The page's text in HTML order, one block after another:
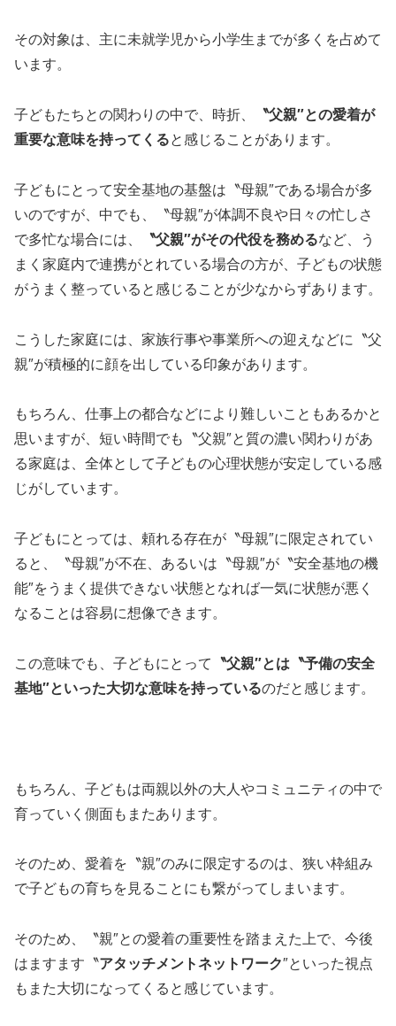
その対象は、主に未就学児から小学生までが多くを占めて
います。
子どもたちとの関わりの中で、時折、
〝父親″との愛着が
重要な意味を持ってくると感じることがあります。
子どもにとって安全基地の基盤は〝母親″である場合が多
いのですが、中でも、〝母親″が体調不良や日々の忙しさ
で多忙な場合には、
〝父親″がその代役を務めるなど、う
まく家庭内で連携がとれている場合の方が、子どもの状態
がうまく整っていると感じることが少なからずあります。
こうした家庭には、家族行事や事業所への迎えなどに〝父
親″が積極的に顔を出している印象があります。
もちろん、仕事上の都合などにより難しいこともあるかと
思いますが、短い時間でも〝父親″と質の濃い関わりがあ
る家庭は、全体として子どもの心理状態が安定している感
じがしています。
子どもにとっては、頼れる存在が〝母親″に限定されてい
ると、〝母親″が不在、あるいは〝母親″が〝安全基地の機
能″をうまく提供できない状態となれば一気に状態が悪く
なることは容易に想像できます。
この意味でも、子どもにとって
〝父親″とは〝予備の安全
基地″といった大切な意味を持っているのだと感じます。
もちろん、子どもは両親以外の大人やコミュニティの中で
育っていく側面もまたあります。
そのため、愛着を〝親″のみに限定するのは、狭い枠組み
で子どもの育ちを見ることにも繋がってしまいます。
そのため、〝親″との愛着の重要性を踏まえた上で、今後
はますます〝アタッチメントネットワーク″といった視点
もまた大切になってくると感じています。